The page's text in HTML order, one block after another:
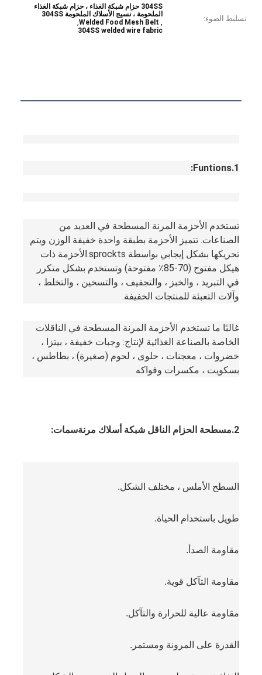
منزل
تسليط الضوء:
304SS حزام شبكة الغذاء ، حزام شبكة الغذاء
الملحومة ، نسيج الأسلاك الملحومة 304SS
,
Welded Food Mesh Belt
,
304SS welded wire fabric
1.Funtions:
وآلات التعبئة للمنتجات الخفيفة.
بسكويت ، مكسرات وفواكه
2.مسطحة الحزام الناقل شبكة أسلاك مرنة سمات:
السطح الأملس ، مختلف الشكل.
طويل باستخدام الحياة.
مقاومة الصدأ.
مقاومة التآكل قوية.
مقاومة عالية للحرارة والتآكل.
القدرة على المرونة ومستمر.